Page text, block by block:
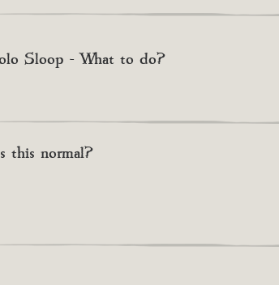
Sloop - What to do?
this normal?